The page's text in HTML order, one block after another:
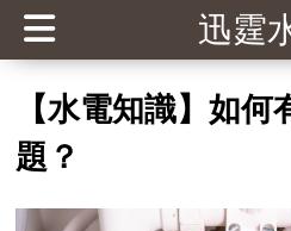
迅霆
【水電知識】如
題？